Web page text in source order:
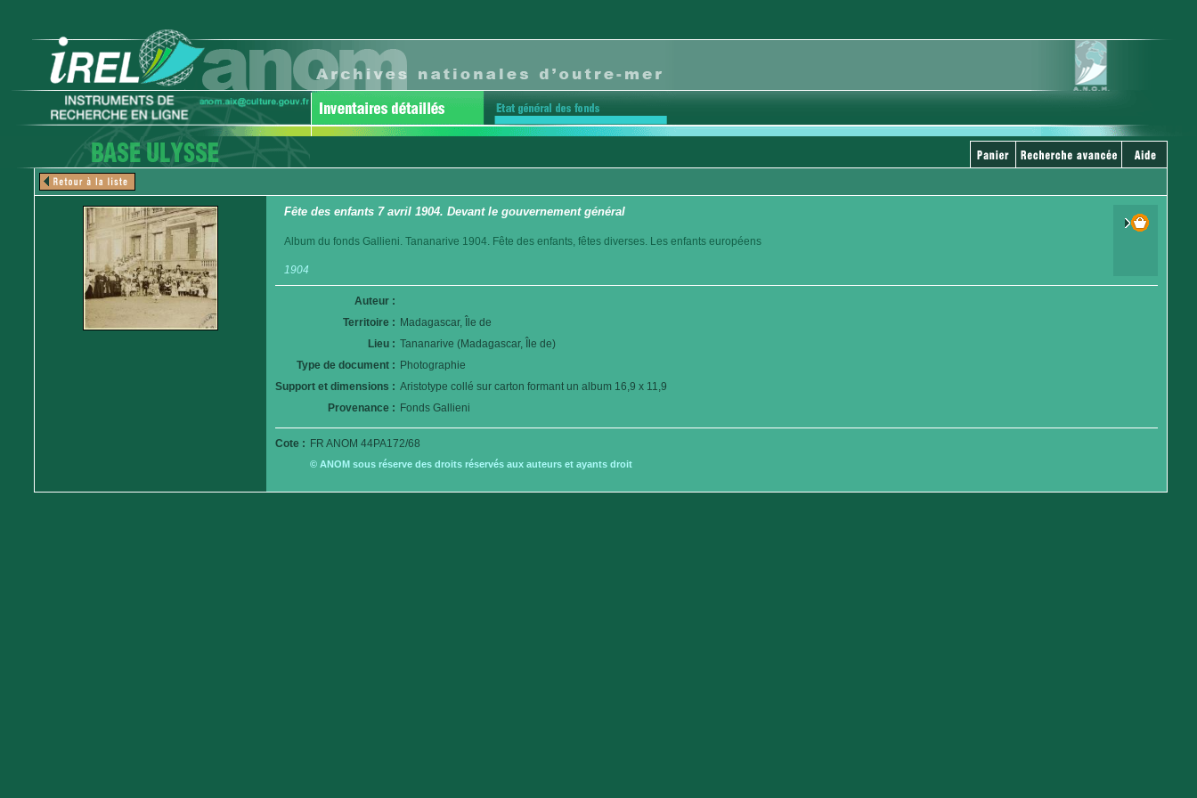
Fête des enfants 7 avril 1904. Devant le gouvernement général
Album du fonds Gallieni. Tananarive 1904. Fête des enfants, fêtes diverses. Les enfants européens
1904
Auteur :
Territoire : Madagascar, Île de
Lieu : Tananarive (Madagascar, Île de)
Type de document : Photographie
Support et dimensions : Aristotype collé sur carton formant un album 16,9 x 11,9
Provenance : Fonds Gallieni
Cote : FR ANOM 44PA172/68
© ANOM sous réserve des droits réservés aux auteurs et ayants droit